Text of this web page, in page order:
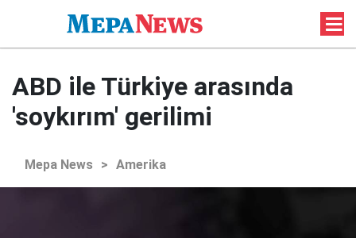
ABD ile Türkiye arasında
'soykırım' gerilimi
Mepa News > Amerika